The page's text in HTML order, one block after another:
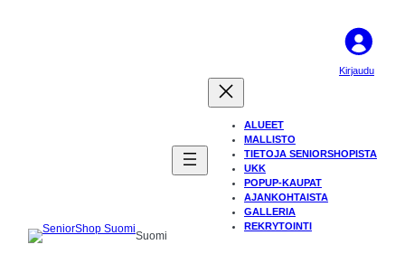
Suomi
Kirjaudu
ALUEET
MALLISTO
TIETOJA SENIORSHOPISTA
UKK
POPUP-KAUPAT
AJANKOHTAISTA
GALLERIA
REKRYTOINTI